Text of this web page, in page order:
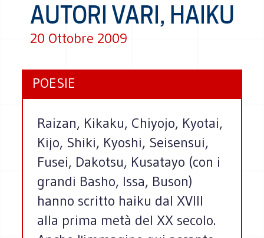
AUTORI VARI, HAIKU
20 Ottobre 2009
POESIE
Raizan, Kikaku, Chiyojo, Kyotai,
Kijo, Shiki, Kyoshi, Seisensui,
Fusei, Dakotsu, Kusatayo (con i
grandi Basho, Issa, Buson)
hanno scritto haiku dal XVIII
alla prima metà del XX secolo.